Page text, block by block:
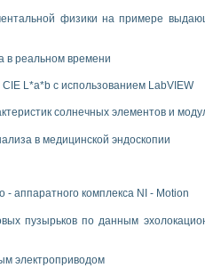
авионикифизики на примере
в реальном времени
L*a*b с использованием LabVIEW
солнечных элементов и
в медицинской эндоскопии
аппаратного комплекса NI - Motion
пузырьков по данным
электроприводом